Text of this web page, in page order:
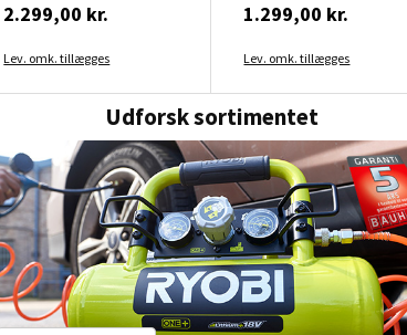
2.299,00 kr.
Lev. omk. tillægges
1.299,00 kr.
Lev. omk. tillægges
Udforsk sortimentet